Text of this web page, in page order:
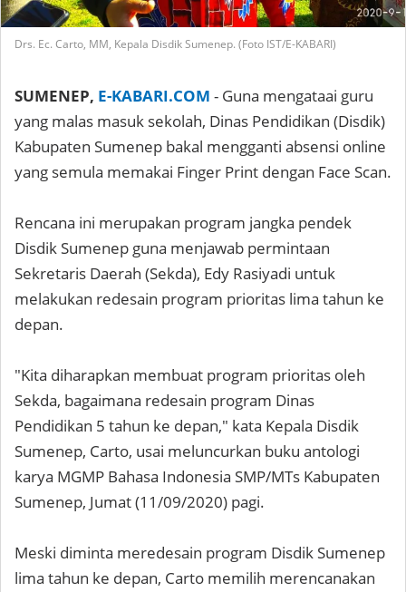
Drs. Ec. Carto, MM, Kepala Disdik Sumenep. (Foto IST/E-KABARI)
SUMENEP, E-KABARI.COM - Guna mengataai guru
yang malas masuk sekolah, Dinas Pendidikan (Disdik)
Kabupaten Sumenep bakal mengganti absensi online
yang semula memakai Finger Print dengan Face Scan.
Rencana ini merupakan program jangka pendek
Disdik Sumenep guna menjawab permintaan
Sekretaris Daerah (Sekda), Edy Rasiyadi untuk
melakukan redesain program prioritas lima tahun ke
depan.
"Kita diharapkan membuat program prioritas oleh
Sekda, bagaimana redesain program Dinas
Pendidikan 5 tahun ke depan," kata Kepala Disdik
Sumenep, Carto, usai meluncurkan buku antologi
karya MGMP Bahasa Indonesia SMP/MTs Kabupaten
Sumenep, Jumat (11/09/2020) pagi.
Meski diminta meredesain program Disdik Sumenep
lima tahun ke depan, Carto memilih merencanakan